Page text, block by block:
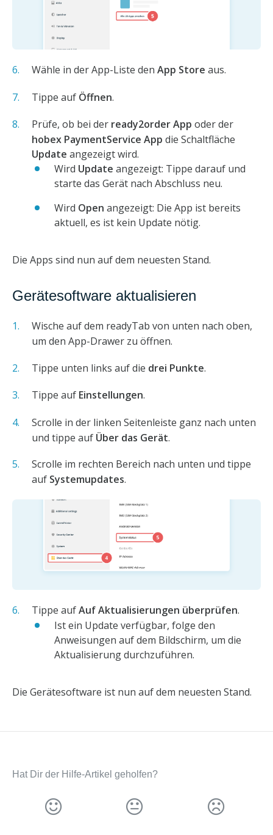
Wähle in der App-Liste den App Store aus.
Tippe auf Öffnen.
Prüfe, ob bei der ready2order App oder der
hobex PaymentService App die Schaltfläche
Update angezeigt wird.
Wird Update angezeigt: Tippe darauf und
starte das Gerät nach Abschluss neu.
Wird Open angezeigt: Die App ist bereits
aktuell, es ist kein Update nötig.
Die Apps sind nun auf dem neuesten Stand.
Gerätesoftware aktualisieren
Wische auf dem readyTab von unten nach oben,
um den App-Drawer zu öffnen.
Tippe unten links auf die drei Punkte.
Tippe auf Einstellungen.
Scrolle in der linken Seitenleiste ganz nach unten
und tippe auf Über das Gerät.
Scrolle im rechten Bereich nach unten und tippe
auf Systemupdates.
Tippe aufAuf Aktualisierungen überprüfen.
Ist ein Update verfügbar, folge den
Anweisungen auf dem Bildschirm, um die
Aktualisierung durchzuführen.
Die Gerätesoftware ist nun auf dem neuesten Stand.
Hat Dir der Hilfe-Artikel geholfen?